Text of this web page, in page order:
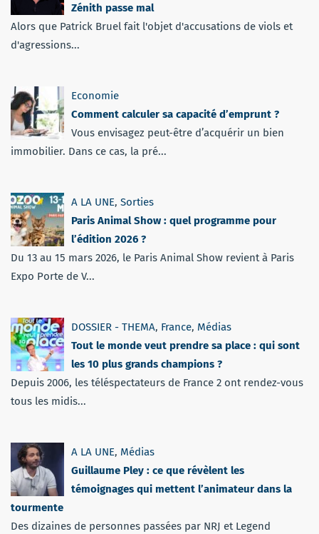
Zénith passe mal
Alors que Patrick Bruel fait l'objet d'accusations de viols et
d'agressions...
Economie
Comment calculer sa capacité d’emprunt ?
Vous envisagez peut-être d’acquérir un bien
immobilier. Dans ce cas, la pré...
A LA UNE, Sorties
Paris Animal Show : quel programme pour
l’édition 2026 ?
Du 13 au 15 mars 2026, le Paris Animal Show revient à Paris
Expo Porte de V...
DOSSIER - THEMA, France, Médias
Tout le monde veut prendre sa place : qui sont
les 10 plus grands champions ?
Depuis 2006, les téléspectateurs de France 2 ont rendez-vous
tous les midis...
A LA UNE, Médias
Guillaume Pley : ce que révèlent les
témoignages qui mettent l’animateur dans la
tourmente
Des dizaines de personnes passées par NRJ et Legend